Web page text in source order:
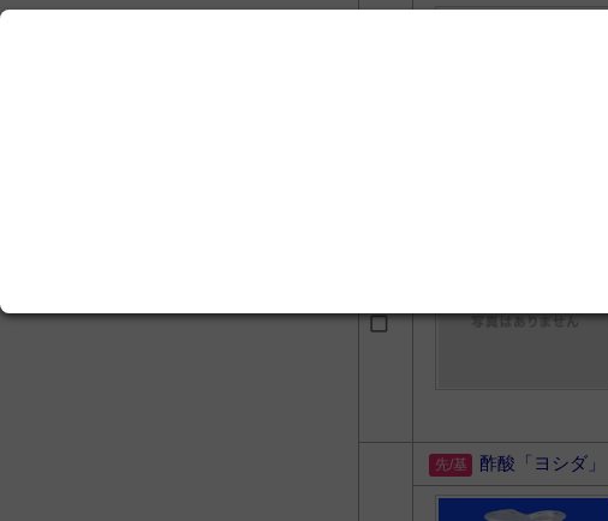
酢酸「ヨシダ」